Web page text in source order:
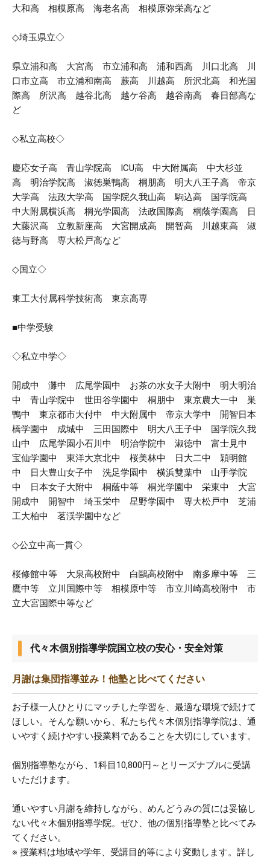
大和高 相模原高 海老名高 相模原弥栄高など
◇埼玉県立◇
県立浦和高 大宮高 市立浦和高 浦和西高 川口北高 川
口市立高 市立浦和南高 蕨高 川越高 所沢北高 和光国
際高 所沢高 越谷北高 越ケ谷高 越谷南高 春日部高な
ど
◇私立高校◇
慶応女子高 青山学院高 ICU高 中大附属高 中大杉並
高 明治学院高 淑徳巣鴨高 桐朋高 明大八王子高 帝京
大学高 法政大学高 国学院久我山高 駒込高 国学院高
中大附属横浜高 桐光学園高 法政国際高 桐蔭学園高 日
大藤沢高 立教新座高 大宮開成高 開智高 川越東高 淑
徳与野高 専大松戸高など
◇国立◇
東工大付属科学技術高 東京高専
■中学受験
◇私立中学◇
開成中 灘中 広尾学園中 お茶の水女子大附中 明大明治
中 青山学院中 世田谷学園中 桐朋中 東京農大一中 巣
鴨中 東京都市大付中 中大附属中 帝京大学中 開智日本
橋学園中 成城中 三田国際中 明大八王子中 国学院久我
山中 広尾学園小石川中 明治学院中 淑徳中 富士見中
宝仙学園中 東洋大京北中 桜美林中 日大二中 穎明館
中 日大豊山女子中 洗足学園中 横浜雙葉中 山手学院
中 日本女子大附中 桐蔭中等 桐光学園中 栄東中 大宮
開成中 開智中 埼玉栄中 星野学園中 専大松戸中 芝浦
工大柏中 茗渓学園中など
◇公立中高一貫◇
桜修館中等 大泉高校附中 白鷗高校附中 南多摩中等 三
鷹中等 立川国際中等 相模原中等 市立川崎高校附中 市
立大宮国際中等など
代々木個別指導学院国立校の安心・安全対策
月謝は集団指導並み！他塾と比べてください
お子様一人ひとりにマッチした学習を、最適な環境で続けて
ほしい。そんな願いから、私たち代々木個別指導学院は、通
いやすく続けやすい授業料であることを大切にしています。
個別指導塾ながら、1科目10,800円～とリーズナブルに受講
いただけます。
通いやすい月謝を維持しながら、めんどうみの質には妥協し
ない代々木個別指導学院。ぜひ、他の個別指導塾と比べてみ
てください。
※ 授業料は地域や学年、受講目的等により変動します。詳し